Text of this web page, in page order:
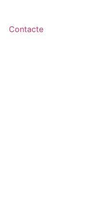
Contacte